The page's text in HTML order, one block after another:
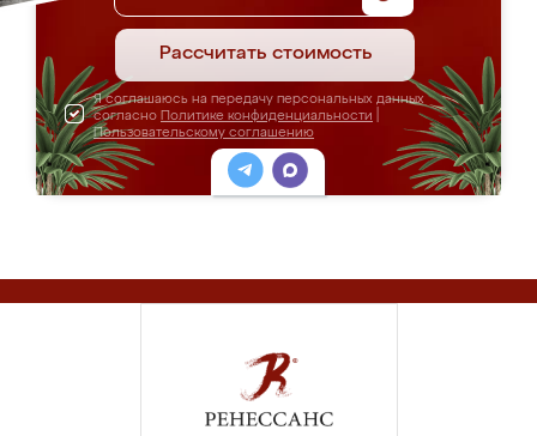
Рассчитать стоимость
Я соглашаюсь на передачу персональных данных
согласно Политике конфиденциальности
Пользовательскому соглашению